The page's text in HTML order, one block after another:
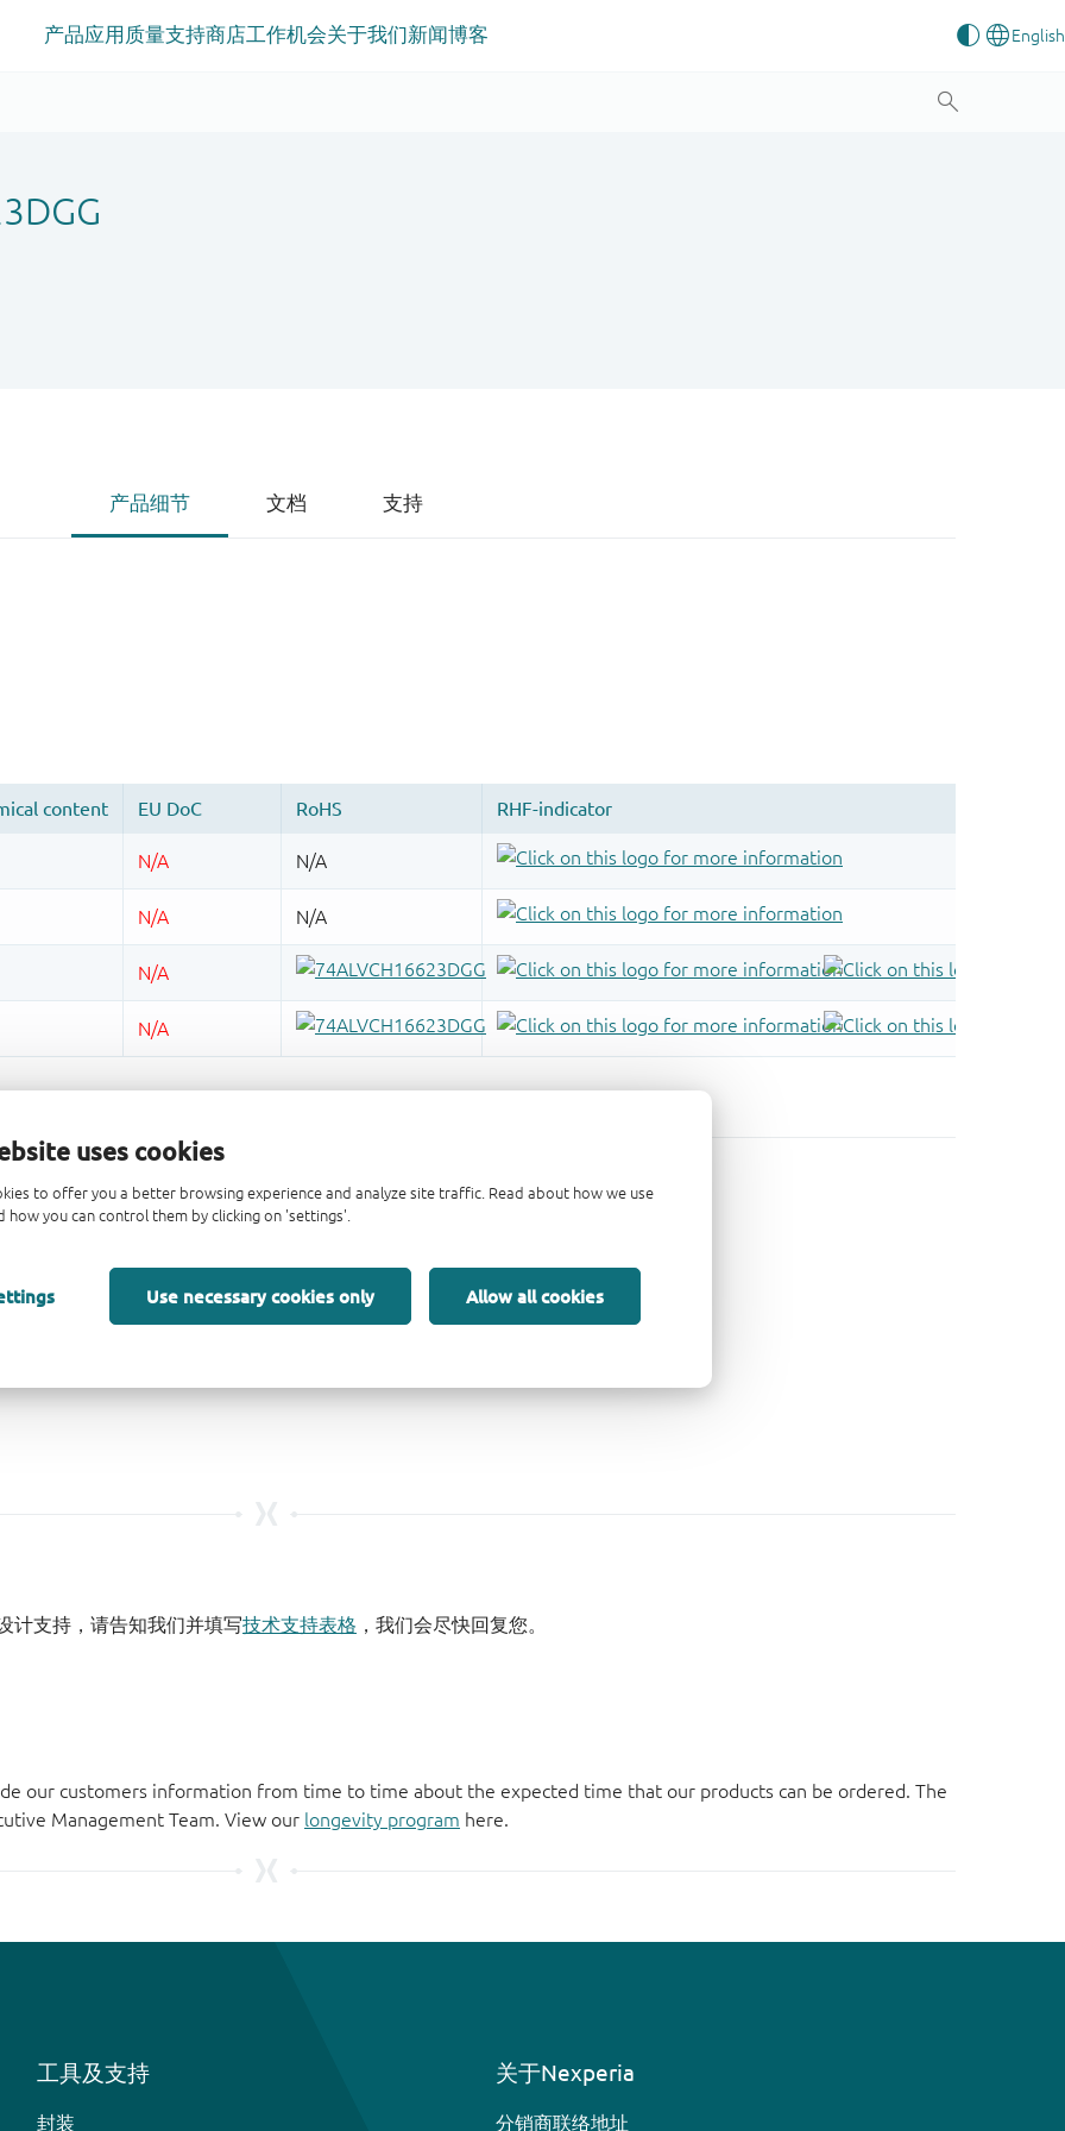
uses cookies
to offer you a better browsing experience and analyze site traffic. Read about how we use
how you can control them by clicking on 'settings'.
Use necessary cookies only Allow all cookies
产品应用 质量支持商店工作机会关于我们新闻博客
产品细节 文档 支持
计支持，请告知我们并填写技术支持表格 ，我们会尽快回复您。
our customers information from time to time about the expected time that our products can be ordered. The
Management Team. View our longevity program here.
工具及支持
封装
关于Nexperia
分销商联络地址